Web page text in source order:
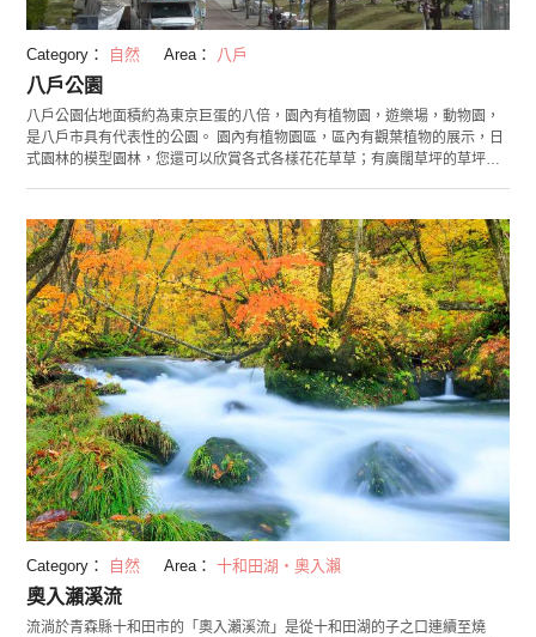
Category： 自然 Area： 八戶
八戶公園
八戶公園佔地面積約為東京巨蛋的八倍，園內有植物園，遊樂場，動物園，
是八戶市具有代表性的公園。 園內有植物園區，區內有觀葉植物的展示，日
式園林的模型園林，您還可以欣賞各式各樣花花草草；有廣闊草坪的草坪廣
車等為兒童準備的約20種娛樂設施，除此以外，還有可以攀岩的室內場館
「三八五·兒童館」。 同時，八戶公園也是青森縣內屈指可數的賞櫻勝地。每
年4月下旬到5月上旬時會有染井吉野櫻，山櫻，八重櫻等約2000株櫻花綻
放，到處都是賞花的人，熱鬧非凡。
Category： 自然 Area： 十和田湖・奧入瀨
奧入瀨溪流
流淌於青森縣十和田市的「奧入瀨溪流」是從十和田湖的子之口連續至燒